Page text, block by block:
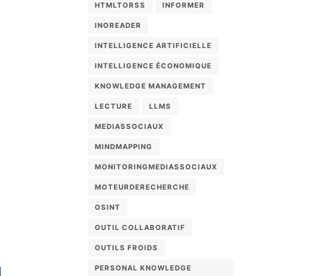
HTMLTORSS INFORMER
INOREADER
INTELLIGENCE ARTIFICIELLE
INTELLIGENCE ÉCONOMIQUE
KNOWLEDGE MANAGEMENT
LECTURE LLMS
MEDIASSOCIAUX
MINDMAPPING
MONITORINGMEDIASSOCIAUX
MOTEURDERECHERCHE
OSINT
OUTIL COLLABORATIF
OUTILS FROIDS
PERSONAL KNOWLEDGE